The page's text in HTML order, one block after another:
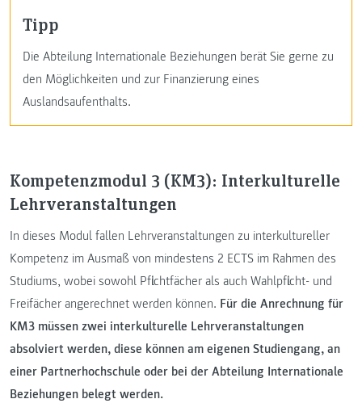
Tipp
Die Abteilung Internationale Beziehungen berät Sie gerne zu
den Möglichkeiten und zur Finanzierung eines
Auslandsaufenthalts.
Kompetenzmodul 3 (KM3): Interkulturelle
Lehrveranstaltungen
In dieses Modul fallen Lehrveranstaltungen zu interkultureller
Kompetenz im Ausmaß von mindestens 2 ECTS im Rahmen des
Studiums, wobei sowohl Pflichtfächer als auch Wahlpflicht- und
Freifächer angerechnet werden können. Für die Anrechnung für
KM3 müssen zwei interkulturelle Lehrveranstaltungen
absolviert werden, diese können am eigenen Studiengang, an
einer Partnerhochschule oder bei der Abteilung Internationale
Beziehungen belegt werden.